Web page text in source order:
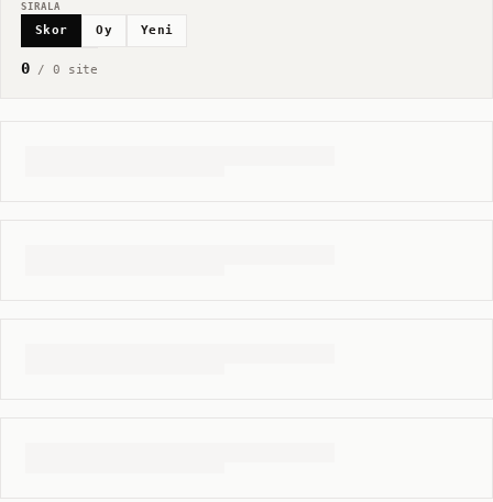
SIRALA
Skor Oy Yeni
0/ 0 site